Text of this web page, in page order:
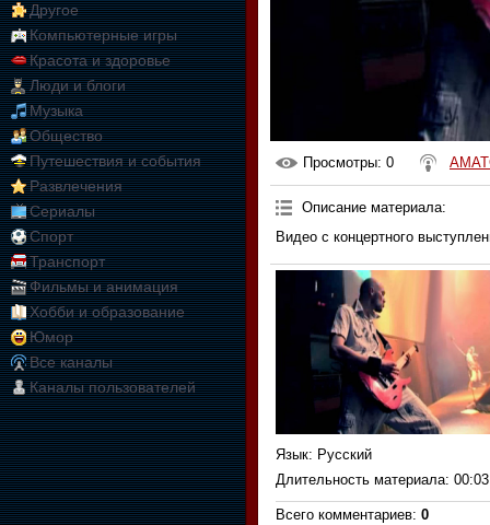
Другое
Компьютерные игры
Красота и здоровье
Люди и блоги
Музыка
Общество
Путешествия и события
Развлечения
Сериалы
Спорт
Транспорт
Фильмы и анимация
Хобби и образование
Юмор
Все каналы
Каналы пользователей
Просмотры: 0
Описание материала:
Видео с концертного
Язык: Русский
Длительность материала:
Всего комментариев: 0